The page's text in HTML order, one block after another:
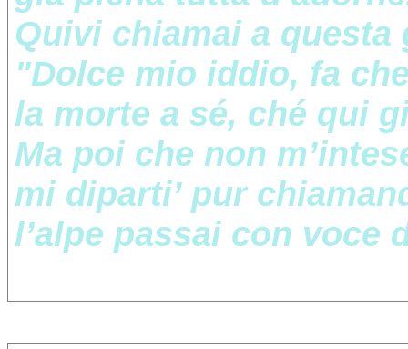
Quivi chiamai a questa
"Dolce mio iddio, fa
la morte a sé, ché qui
Ma poi che non
mi diparti’ pur
l’alpe passai con voce